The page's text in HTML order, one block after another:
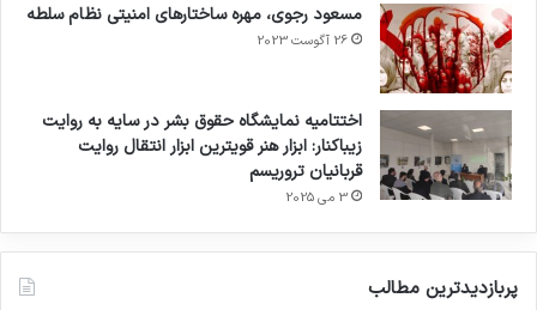
مسعود رجوی، مهره ساختارهای امنیتی نظام سلطه
26 آگوست 2023
اختتامیه نمایشگاه حقوق بشر در سایه به روایت
زیباکنار: ابزار هنر قویترین ابزار انتقال روایت
قربانیان تروریسم
3 می 2025
پربازدیدترین مطالب